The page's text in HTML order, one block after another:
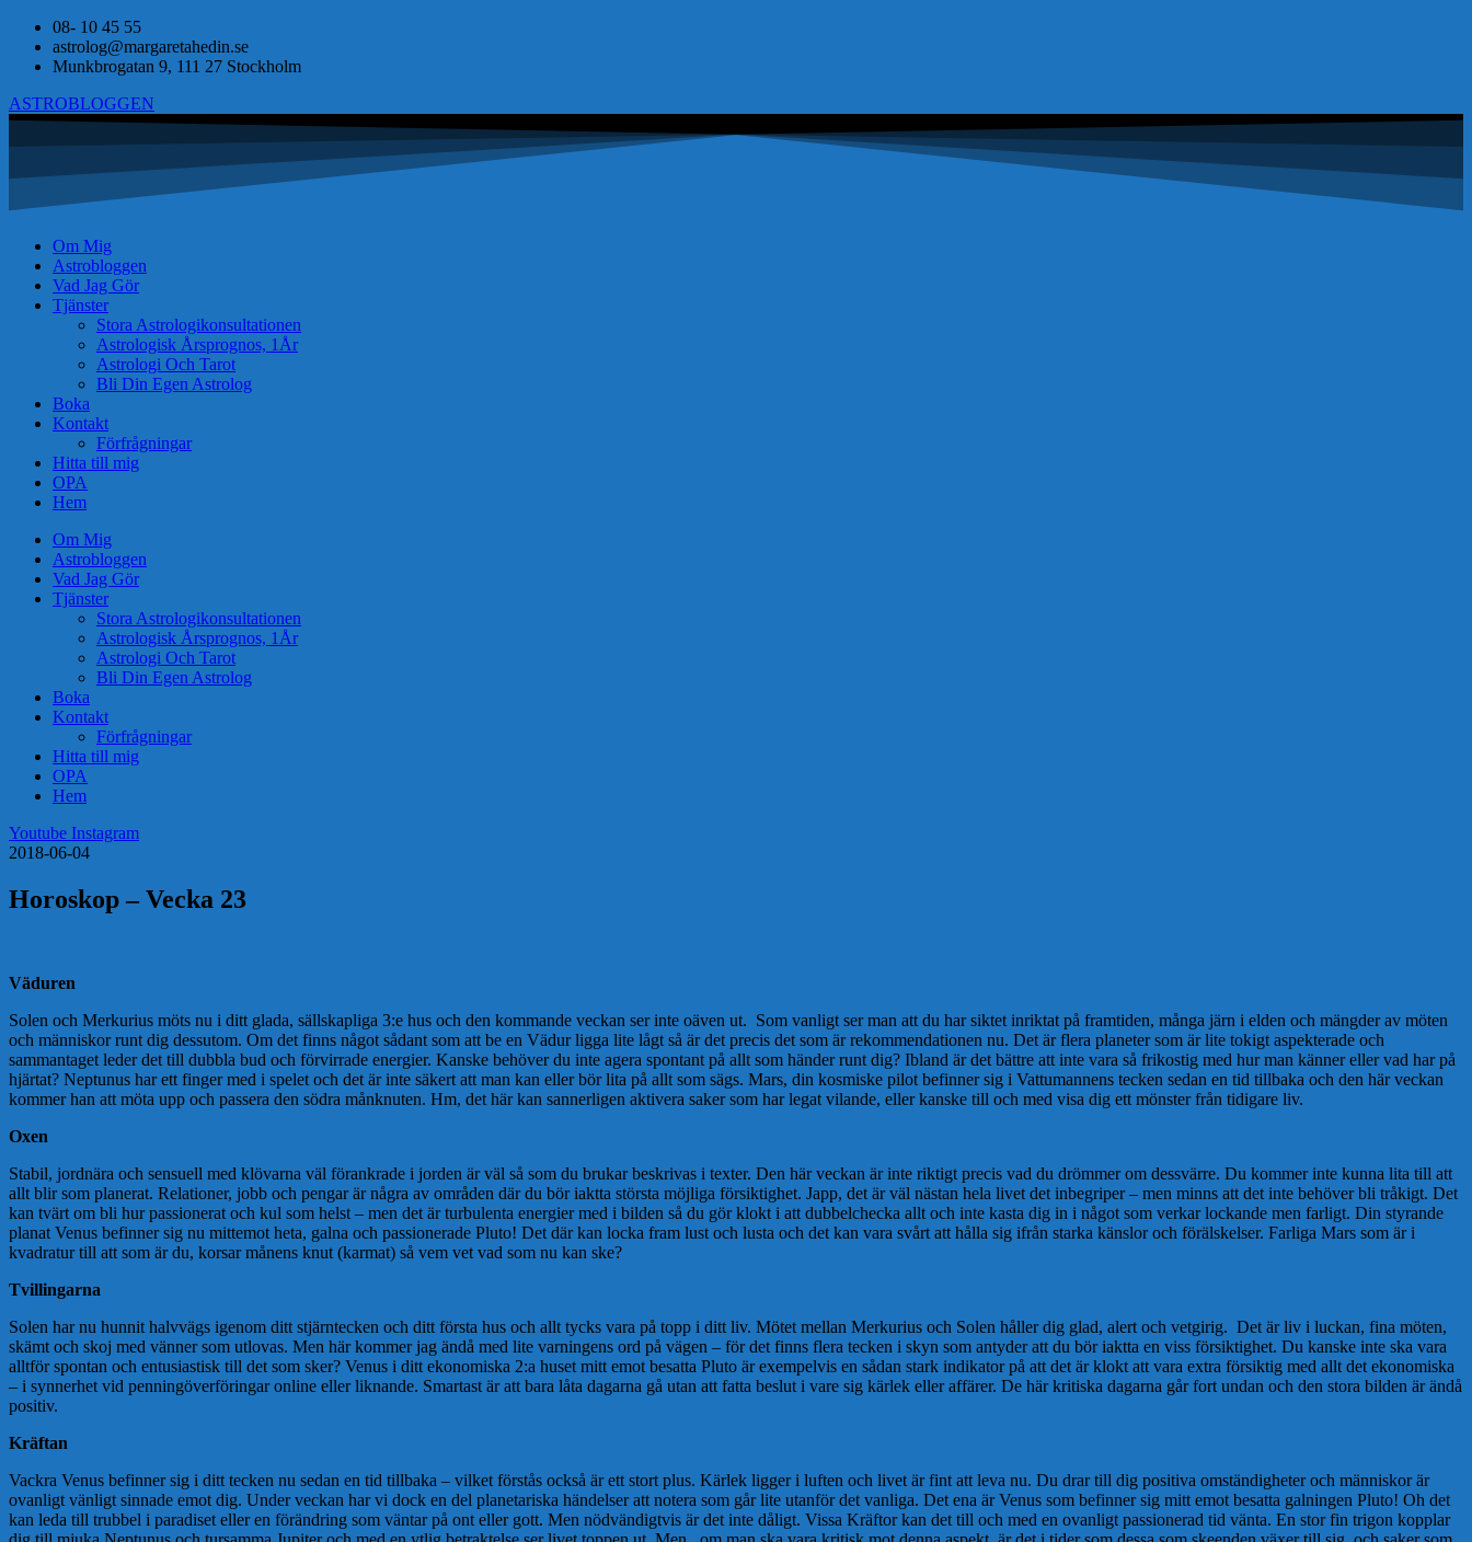
08- 10 45 55
astrolog@margaretahedin.se
Munkbrogatan 9, 111 27 Stockholm
ASTROBLOGGEN
Om Mig
Astrobloggen
Vad Jag Gör
Tjänster
Stora Astrologikonsultationen
Astrologisk Årsprognos, 1År
Astrologi Och Tarot
Bli Din Egen Astrolog
Boka
Kontakt
Förfrågningar
Hitta till mig
OPA
Hem
Om Mig
Astrobloggen
Vad Jag Gör
Tjänster
Stora Astrologikonsultationen
Astrologisk Årsprognos, 1År
Astrologi Och Tarot
Bli Din Egen Astrolog
Boka
Kontakt
Förfrågningar
Hitta till mig
OPA
Hem
Youtube Instagram
2018-06-04
Horoskop – Vecka 23
Väduren
Solen och Merkurius möts nu i ditt glada, sällskapliga 3:e hus och den kommande veckan ser inte oäven ut. Som vanligt ser man att du har siktet inriktat på framtiden, många järn i elden och mängder av möten
och människor runt dig dessutom. Om det finns något sådant som att be en Vädur ligga lite lågt så är det precis det som är rekommendationen nu. Det är flera planeter som är lite tokigt aspekterade och
sammantaget leder det till dubbla bud och förvirrade energier. Kanske behöver du inte agera spontant på allt som händer runt dig? Ibland är det bättre att inte vara så frikostig med hur man känner eller vad har på
hjärtat? Neptunus har ett finger med i spelet och det är inte säkert att man kan eller bör lita på allt som sägs. Mars, din kosmiske pilot befinner sig i Vattumannens tecken sedan en tid tillbaka och den här veckan
kommer han att möta upp och passera den södra månknuten. Hm, det här kan sannerligen aktivera saker som har legat vilande, eller kanske till och med visa dig ett mönster från tidigare liv.
Oxen
Stabil, jordnära och sensuell med klövarna väl förankrade i jorden är väl så som du brukar beskrivas i texter. Den här veckan är inte riktigt precis vad du drömmer om dessvärre. Du kommer inte kunna lita till att
allt blir som planerat. Relationer, jobb och pengar är några av områden där du bör iaktta största möjliga försiktighet. Japp, det är väl nästan hela livet det inbegriper – men minns att det inte behöver bli tråkigt. Det
kan tvärt om bli hur passionerat och kul som helst – men det är turbulenta energier med i bilden så du gör klokt i att dubbelchecka allt och inte kasta dig in i något som verkar lockande men farligt. Din styrande
planat Venus befinner sig nu mittemot heta, galna och passionerade Pluto! Det där kan locka fram lust och lusta och det kan vara svårt att hålla sig ifrån starka känslor och förälskelser. Farliga Mars som är i
kvadratur till att som är du, korsar månens knut (karmat) så vem vet vad som nu kan ske?
Tvillingarna
Solen har nu hunnit halvvägs igenom ditt stjärntecken och ditt första hus och allt tycks vara på topp i ditt liv. Mötet mellan Merkurius och Solen håller dig glad, alert och vetgirig. Det är liv i luckan, fina möten,
skämt och skoj med vänner som utlovas. Men här kommer jag ändå med lite varningens ord på vägen – för det finns flera tecken i skyn som antyder att du bör iaktta en viss försiktighet. Du kanske inte ska vara
alltför spontan och entusiastisk till det som sker? Venus i ditt ekonomiska 2:a huset mitt emot besatta Pluto är exempelvis en sådan stark indikator på att det är klokt att vara extra försiktig med allt det ekonomiska
– i synnerhet vid penningöverföringar online eller liknande. Smartast är att bara låta dagarna gå utan att fatta beslut i vare sig kärlek eller affärer. De här kritiska dagarna går fort undan och den stora bilden är ändå
positiv.
Kräftan
Vackra Venus befinner sig i ditt tecken nu sedan en tid tillbaka – vilket förstås också är ett stort plus. Kärlek ligger i luften och livet är fint att leva nu. Du drar till dig positiva omständigheter och människor är
ovanligt vänligt sinnade emot dig. Under veckan har vi dock en del planetariska händelser att notera som går lite utanför det vanliga. Det ena är Venus som befinner sig mitt emot besatta galningen Pluto! Oh det
kan leda till trubbel i paradiset eller en förändring som väntar på ont eller gott. Men nödvändigtvis är det inte dåligt. Vissa Kräftor kan det till och med en ovanligt passionerad tid vänta. En stor fin trigon kopplar